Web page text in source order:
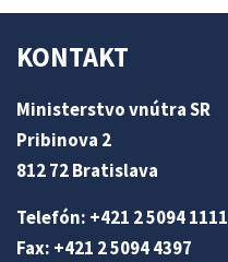
KONTAKT
Ministerstvo vnútra SR
Pribinova 2
812 72 Bratislava
Telefón: +421 2 5094 1111
Fax: +421 2 5094 4397